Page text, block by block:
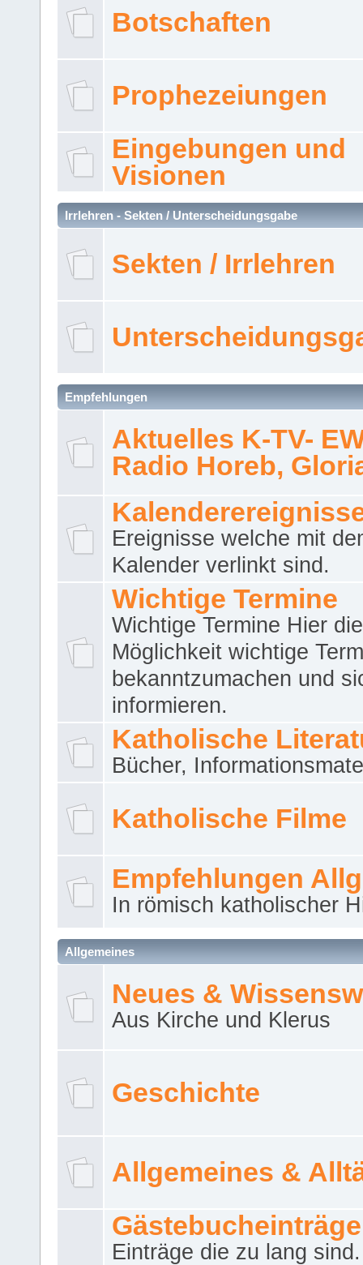
Botschaften
Prophezeiungen
Eingebungen und
Visionen
Irrlehren - Sekten / Unterscheidungsgabe
Sekten / Irrlehren
Empfehlungen
Aktuelles K-TV-
Radio Horeb,
Ereignisse welche mit
Kalender verlinkt sind.
Wichtige Termine
Wichtige Termine Hier die
Möglichkeit wichtige
bekanntzumachen und
informieren.
Katholische
Bücher,
Katholische Filme
Empfehlungen
In römisch katholischer
Allgemeines
Neues &
Aus Kirche und Klerus
Geschichte
Allgemeines &
Gästebucheinträge
Einträge die zu lang